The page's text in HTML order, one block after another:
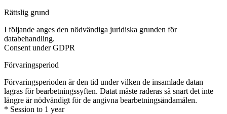
Rättslig grund
I följande anges den nödvändiga juridiska grunden för
databehandling.
Consent under GDPR
Förvaringsperiod
Förvaringsperioden är den tid under vilken de insamlade datan
lagras för bearbetningssyften. Datat måste raderas så snart det inte
längre är nödvändigt för de angivna bearbetningsändamålen.
* Session to 1 year